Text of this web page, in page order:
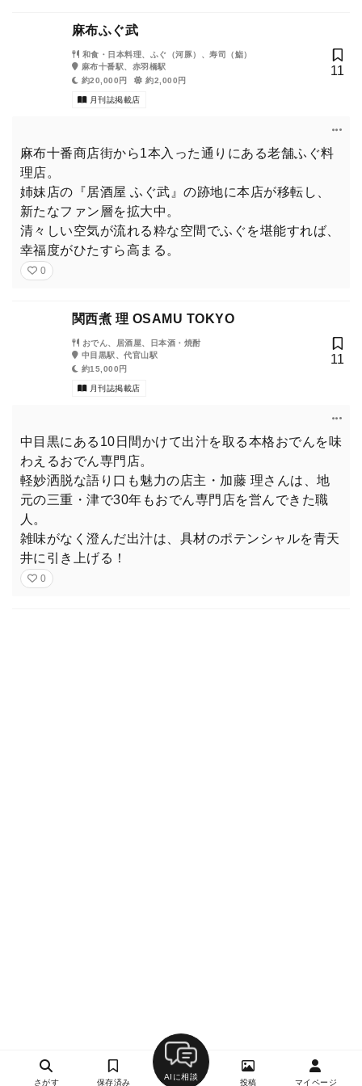
麻布ふぐ武
和食・日本料理、ふぐ（河豚）、寿司（鮨）
麻布十番駅、赤羽橋駅
約20,000円
約2,000円
月刊誌掲載店
11
麻布十番商店街から1本入った通りにある老舗ふぐ料
理店。
姉妹店の『居酒屋 ふぐ武』の跡地に本店が移転し、
新たなファン層を拡大中。
清々しい空気が流れる粋な空間でふぐを堪能すれば、
幸福度がひたすら高まる。
0
関西煮 理 OSAMU TOKYO
おでん、居酒屋、日本酒・焼酎
中目黒駅、代官山駅
約15,000円
月刊誌掲載店
11
中目黒にある10日間かけて出汁を取る本格おでんを味
わえるおでん専門店。
軽妙洒脱な語り口も魅力の店主・加藤 理さんは、地
元の三重・津で30年もおでん専門店を営んできた職
人。
雑味がなく澄んだ出汁は、具材のポテンシャルを青天
井に引き上げる！
0
さがす 保存済み
AIに相談
投稿 マイページ